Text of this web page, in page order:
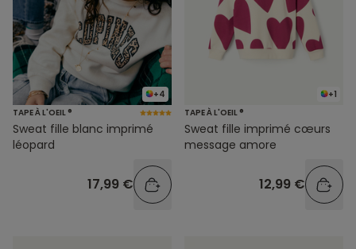
+4
TAPE À L'OEIL ®
Sweat fille blanc imprimé
léopard
17,99 €
+1
TAPE À L'OEIL ®
Sweat fille imprimé cœurs
message amore
12,99 €